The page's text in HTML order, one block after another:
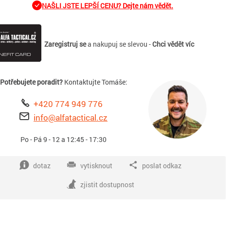
NAŠLI JSTE LEPŠÍ CENU? Dejte nám vědět.
Zaregistruj sea nakupuj se slevou -Chci vědět víc
Potřebujete poradit?Kontaktujte Tomáše:
+420 774 949 776
info@alfatactical.cz
Po - Pá 9 - 12 a 12:45 - 17:30
dotaz vytisknout poslat odkaz
zjistit dostupnost